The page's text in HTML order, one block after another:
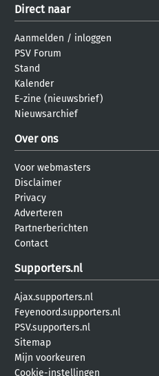
Direct naar
Aanmelden / inloggen
PSV Forum
Stand
Kalender
E-zine (nieuwsbrief)
Nieuwsarchief
Over ons
Voor webmasters
Disclaimer
Privacy
Adverteren
Partnerberichten
Contact
Supporters.nl
Ajax.supporters.nl
Feyenoord.supporters.nl
PSV.supporters.nl
Sitemap
Mijn voorkeuren
Cookie-instellingen